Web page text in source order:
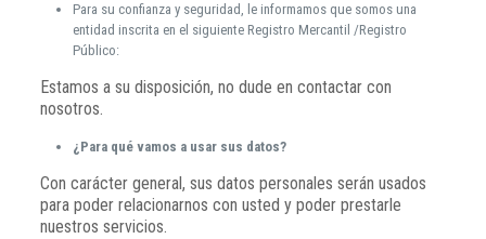
Para su confianza y seguridad, le informamos que somos una
entidad inscrita en el siguiente Registro Mercantil /Registro
Público:
Estamos a su disposición, no dude en contactar con
nosotros.
¿Para qué vamos a usar sus datos?
Con carácter general, sus datos personales serán usados
para poder relacionarnos con usted y poder prestarle
nuestros servicios.